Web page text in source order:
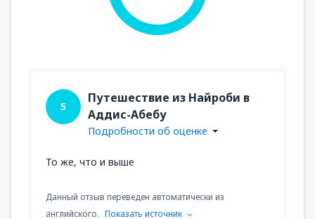
5
Путешествие из Найроби в
Аддис-Абебу
Подробности об оценке
То же, что и выше
Данный отзыв переведен автоматически из
английского. Показать источник